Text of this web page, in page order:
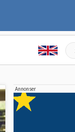
Annonser